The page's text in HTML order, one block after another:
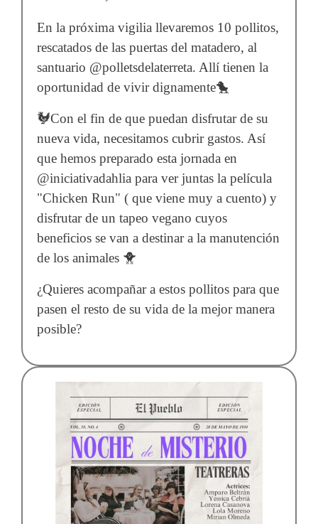
En la próxima vigilia llevaremos 10 pollitos,
rescatados de las puertas del matadero, al
santuario @polletsdelaterreta. Allí tienen la
oportunidad de vivir dignamente🐤
🐓Con el fin de que puedan disfrutar de su
nueva vida, necesitamos cubrir gastos. Así
que hemos preparado esta jornada en
@iniciativadahlia para ver juntas la película
"Chicken Run" ( que viene muy a cuento) y
disfrutar de un tapeo vegano cuyos
beneficios se van a destinar a la manutención
de los animales 🐥
¿Quieres acompañar a estos pollitos para que
pasen el resto de su vida de la mejor manera
posible?